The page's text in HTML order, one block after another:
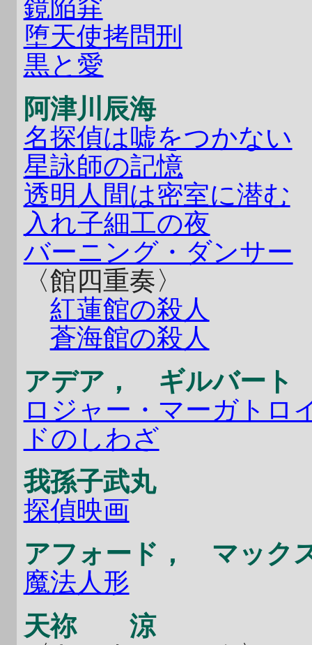
鏡陥穽
堕天使拷問刑
黒と愛
阿津川辰海
名探偵は嘘をつかない
星詠師の記憶
透明人間は密室に潜む
入れ子細工の夜
バーニング・ダンサー
〈館四重奏〉
紅蓮館の殺人
蒼海館の殺人
アデア， ギルバート
ロジャー・マーガトロ
ドのしわざ
我孫子武丸
探偵映画
アフォード， マック
魔法人形
天祢 涼